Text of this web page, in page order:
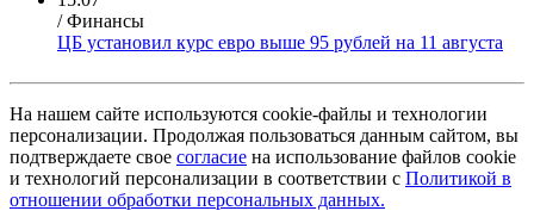
/ Финансы
ЦБ установил курс евро выше 95 рублей на 11 августа
На нашем сайте используются cookie-файлы и технологии
персонализации. Продолжая пользоваться данным сайтом, вы
подтверждаете свое согласие на использование файлов cookie
и технологий персонализации в соответствии с Политикой в
отношении обработки персональных данных.